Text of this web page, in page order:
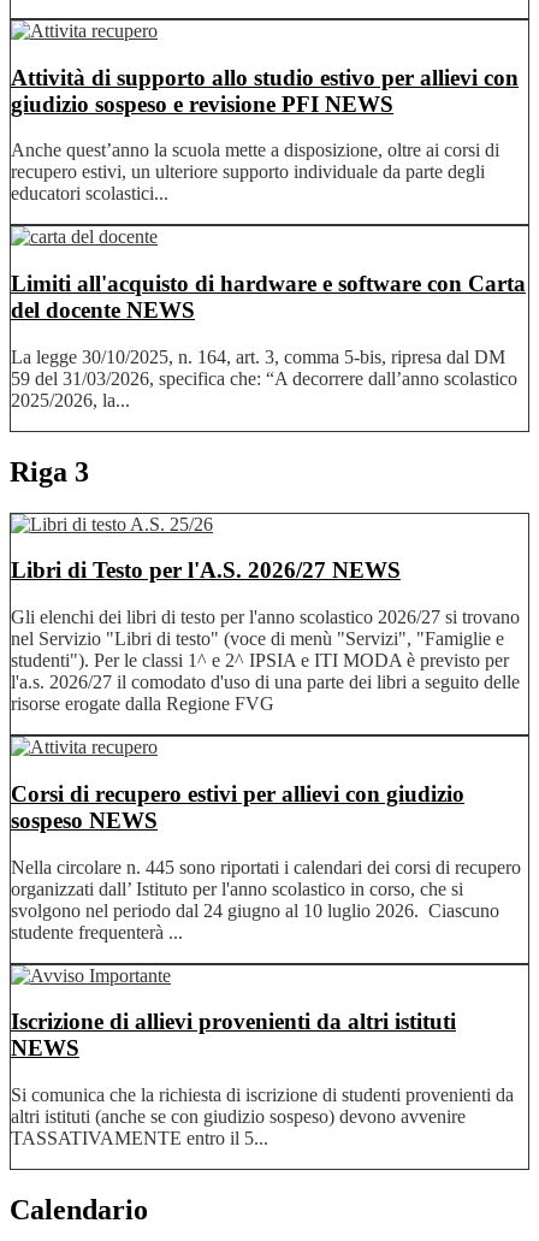
Attività di supporto allo studio estivo per allievi con
giudizio sospeso e revisione PFI NEWS
Anche quest’anno la scuola mette a disposizione, oltre ai corsi di
recupero estivi, un ulteriore supporto individuale da parte degli
educatori scolastici...
Limiti all'acquisto di hardware e software con Carta
del docente NEWS
La legge 30/10/2025, n. 164, art. 3, comma 5-bis, ripresa dal DM
59 del 31/03/2026, specifica che: “A decorrere dall’anno scolastico
2025/2026, la...
Riga 3
Libri di Testo per l'A.S. 2026/27 NEWS
Gli elenchi dei libri di testo per l'anno scolastico 2026/27 si trovano
nel Servizio "Libri di testo" (voce di menù "Servizi", "Famiglie e
studenti"). Per le classi 1^ e 2^ IPSIA e ITI MODA è previsto per
l'a.s. 2026/27 il comodato d'uso di una parte dei libri a seguito delle
risorse erogate dalla Regione FVG
Corsi di recupero estivi per allievi con giudizio
sospeso NEWS
Nella circolare n. 445 sono riportati i calendari dei corsi di recupero
organizzati dall’ Istituto per l'anno scolastico in corso, che si
svolgono nel periodo dal 24 giugno al 10 luglio 2026. Ciascuno
studente frequenterà ...
Iscrizione di allievi provenienti da altri istituti
NEWS
Si comunica che la richiesta di iscrizione di studenti provenienti da
altri istituti (anche se con giudizio sospeso) devono avvenire
TASSATIVAMENTE entro il 5...
Calendario